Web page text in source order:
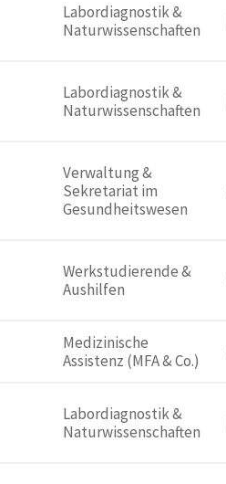
Labordiagnostik &
Naturwissenschaften
Labordiagnostik &
Naturwissenschaften
Verwaltung &
Sekretariat im
Gesundheitswesen
Werkstudierende &
Aushilfen
Medizinische
Assistenz (MFA & Co.)
Labordiagnostik &
Naturwissenschaften